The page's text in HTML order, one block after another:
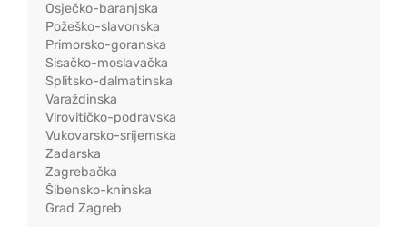
Osječko-baranjska
Požeško-slavonska
Primorsko-goranska
Sisačko-moslavačka
Splitsko-dalmatinska
Varaždinska
Virovitičko-podravska
Vukovarsko-srijemska
Zadarska
Zagrebačka
Šibensko-kninska
Grad Zagreb